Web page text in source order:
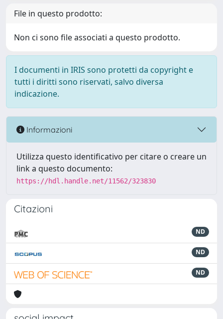
File in questo prodotto:
Non ci sono file associati a questo prodotto.
I documenti in IRIS sono protetti da copyright e
tutti i diritti sono riservati, salvo diversa
indicazione.
Informazioni
Utilizza questo identificativo per citare o creare un
link a questo documento:
https://hdl.handle.net/11562/323830
Citazioni
ND
ND
ND